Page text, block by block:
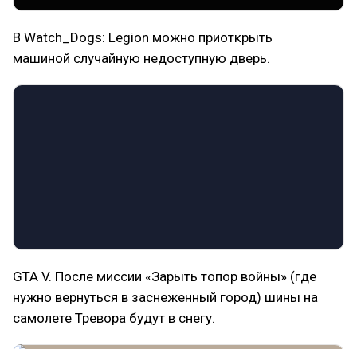
В Watch_Dogs: Legion можно приоткрыть
машиной случайную недоступную дверь.
GTA V. После миссии «Зарыть топор войны» (где
нужно вернуться в заснеженный город) шины на
самолете Тревора будут в снегу.